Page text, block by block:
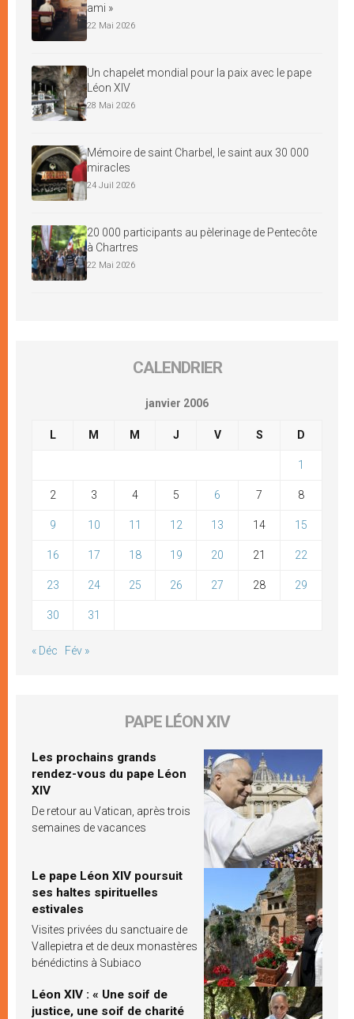
ami »
22 Mai 2026
Un chapelet mondial pour la paix avec le pape
Léon XIV
28 Mai 2026
Mémoire de saint Charbel, le saint aux 30 000
miracles
24 Juil 2026
20 000 participants au pèlerinage de Pentecôte
à Chartres
22 Mai 2026
CALENDRIER
janvier 2006
L M M J V S D
1
2 3 4 5 6 7 8
9 10 11 12 13 14 15
16 17 18 19 20 21 22
23 24 25 26 27 28 29
30 31
« Déc Fév »
PAPE LÉON XIV
Les prochains grands
rendez-vous du pape Léon
XIV
De retour au Vatican, après trois
semaines de vacances
Le pape Léon XIV poursuit
ses haltes spirituelles
estivales
Visites privées du sanctuaire de
Vallepietra et de deux monastères
bénédictins à Subiaco
Léon XIV : « Une soif de
justice, une soif de charité